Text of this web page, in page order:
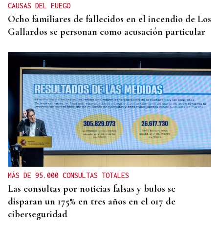
CAUSAS DEL FUEGO
Ocho familiares de fallecidos en el incendio de Los
Gallardos se personan como acusación particular
MÁS DE 95.000 CONSULTAS TOTALES
Las consultas por noticias falsas y bulos se
disparan un 175% en tres años en el 017 de
ciberseguridad